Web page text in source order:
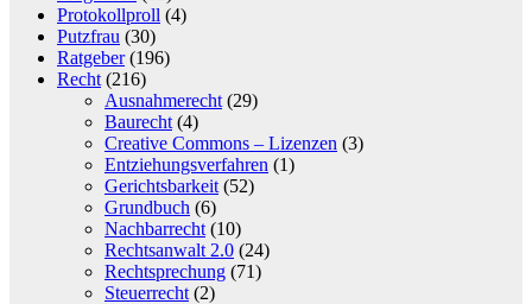
Protokollproll (4)
Putzfrau (30)
Ratgeber(196)
Recht (216)
Ausnahmerecht (29)
Baurecht (4)
Creative Commons – Lizenzen (3)
Entziehungsverfahren (1)
Gerichtsbarkeit (52)
Grundbuch (6)
Nachbarrecht (10)
Rechtsanwalt 2.0 (24)
Rechtsprechung (71)
Steuerrecht (2)